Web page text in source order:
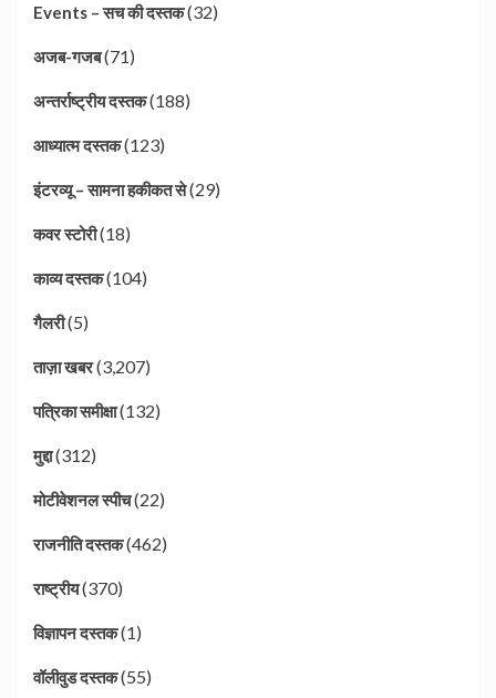
Events – सच की दस्तक(32)
अजब-गजब(71)
अन्तर्राष्ट्रीय दस्तक(188)
आध्यात्म दस्तक(123)
इंटरव्यू – सामना हकीकत से(29)
कवर स्टोरी(18)
काव्य दस्तक(104)
गैलरी(5)
ताज़ा खबर(3,207)
पत्रिका समीक्षा(132)
मुद्दा(312)
मोटीवेशनल स्पीच(22)
राजनीति दस्तक(462)
राष्ट्रीय(370)
विज्ञापन दस्तक(1)
वॉलीवुड दस्तक(55)